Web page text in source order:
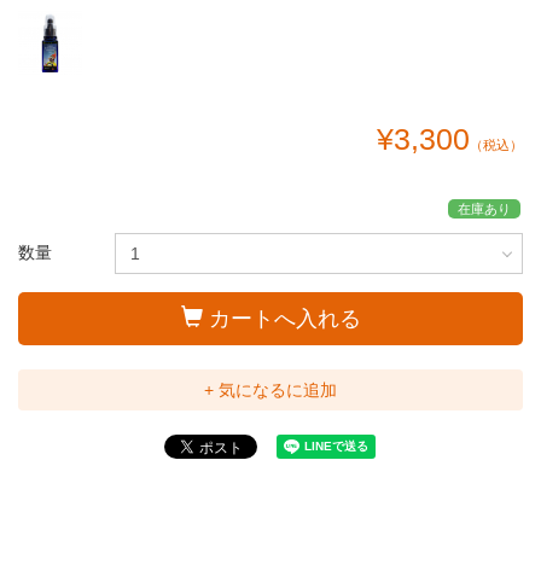
¥3,300 （税込）
在庫あり
数量
カートへ入れる
+ 気になるに追加